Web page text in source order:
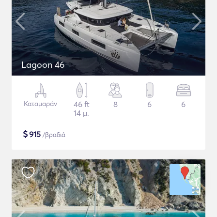
Lagoon 46
Καταμαράν
46 ft
14 μ.
8 6 6
$915 /βραδιά